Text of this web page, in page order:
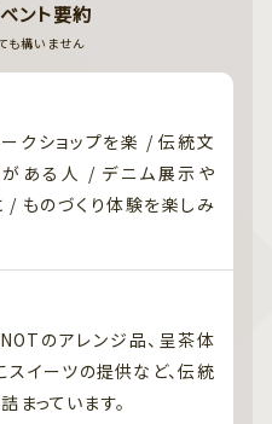
ント要約
も構いません
クショップを楽 / 伝統文
ある人 / デニム展示や
ものづくり体験を楽しみ
のアレンジ品、呈茶体
スイーツの提供など、伝統
っています。